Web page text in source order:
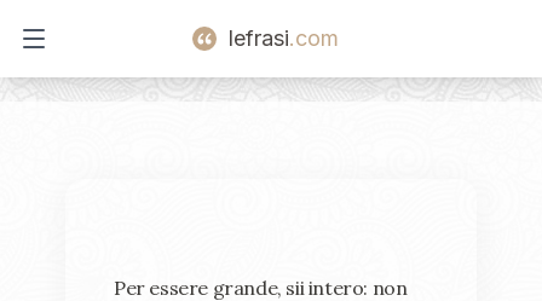
Open main menu
lefrasi.com
Per essere grande, sii intero: non